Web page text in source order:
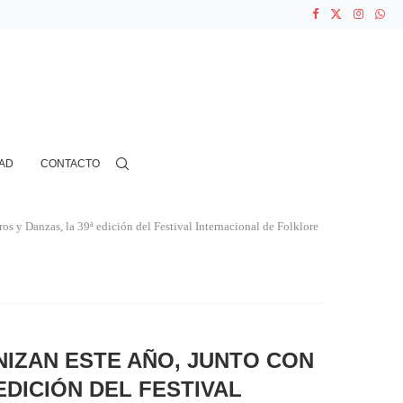
CONTACTO
y Danzas, la 39ª edición del Festival Internacional de Folklore
ESTE AÑO, JUNTO CON
DEL FESTIVAL